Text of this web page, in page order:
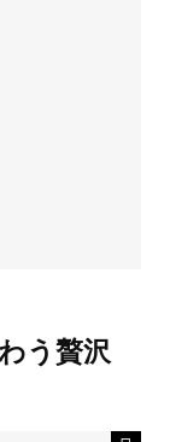
う贅沢